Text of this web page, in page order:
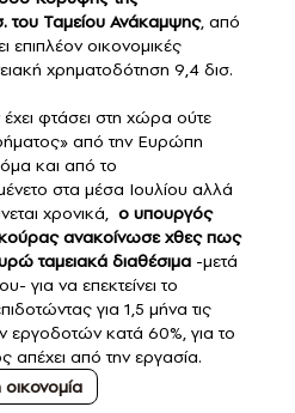
του Ταμείου Ανάκαμψης, από
επιπλέον οικονομικές
χρηματοδότηση 9,4 δισ.
φτάσει στη χώρα ούτε
από την Ευρώπη
και από το
στα μέσα Ιουλίου αλλά
χρονικά, ο υπουργός
ανακοίνωσε χθες πως
ταμειακά διαθέσιμα -μετά
για να επεκτείνει το
για 1,5 μήνα τις
εργοδοτών κατά 60%, για το
από την εργασία.
οικονομία